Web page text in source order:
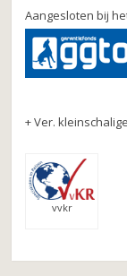
Aangesloten bij
+ Ver.
vvkr